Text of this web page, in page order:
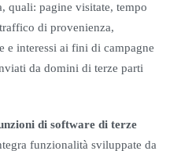
quali: pagine visitate, tempo
di provenienza,
e interessi ai fini di campagne
da domini di terze parti
di software di terze
funzionalità sviluppate da